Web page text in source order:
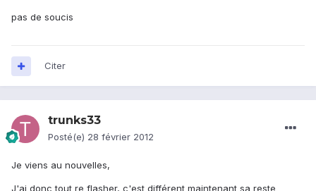
pas de soucis
Citer
trunks33
Posté(e) 28 février 2012
Je viens au nouvelles,
J'ai donc tout re flasher, c'est différent maintenant sa reste